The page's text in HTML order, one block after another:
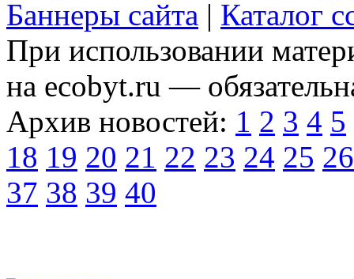
Баннеры сайта | Каталог
При использовании
на ecobyt.ru —
Архив новостей: 1 2 3 4 5
18 19 20 21 22 23 24 25 26
37 38 39 40